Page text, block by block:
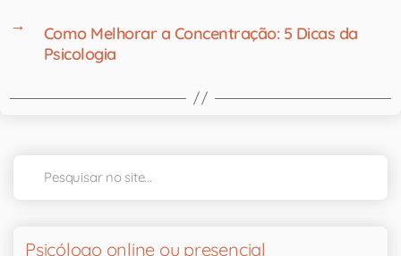
→
Como Melhorar a Concentração: 5 Dicas da
Psicologia
Psicólogo online ou presencial